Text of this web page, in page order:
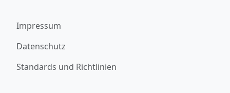
Impressum
Datenschutz
Standards und Richtlinien